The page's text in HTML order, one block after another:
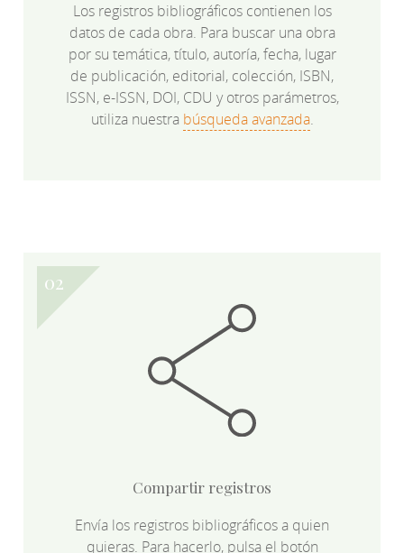
Los registros bibliográficos contienen los
datos de cada obra. Para buscar una obra
por su temática, título, autoría, fecha, lugar
de publicación, editorial, colección, ISBN,
ISSN, e-ISSN, DOI, CDU y otros parámetros,
utiliza nuestra búsqueda avanzada.
Compartir registros
Envía los registros bibliográficos a quien
quieras. Para hacerlo, pulsa el botón